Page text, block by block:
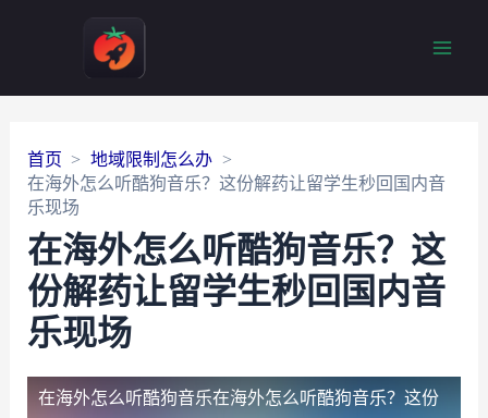
首页
地域限制怎么办
在海外怎么听酷狗音乐？这份解药让留学生秒回国内音
乐现场
在海外怎么听酷狗音乐？这
份解药让留学生秒回国内音
乐现场
在海外怎么听酷狗音乐在海外怎么听酷狗音乐？这份